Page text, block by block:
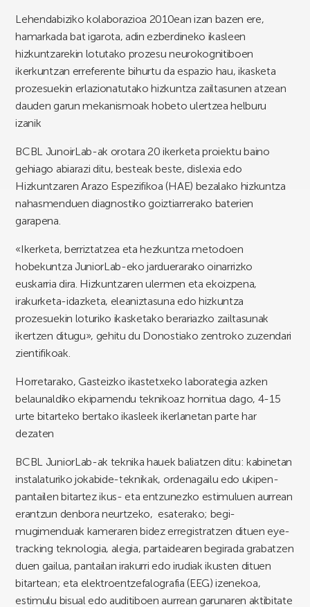
Lehendabiziko kolaborazioa 2010ean izan bazen ere,
hamarkada bat igarota, adin ezberdineko ikasleen
hizkuntzarekin lotutako prozesu neurokognitiboen
ikerkuntzan erreferente bihurtu da espazio hau, ikasketa
prozesuekin erlazionatutako hizkuntza zailtasunen atzean
dauden garun mekanismoak hobeto ulertzea helburu
izanik
BCBL JunoirLab-ak orotara 20 ikerketa proiektu baino
gehiago abiarazi ditu, besteak beste, dislexia edo
Hizkuntzaren Arazo Espezifikoa (HAE) bezalako hizkuntza
nahasmenduen diagnostiko goiztiarrerako baterien
garapena.
«Ikerketa, berriztatzea eta hezkuntza metodoen
hobekuntza JuniorLab-eko jarduerarako oinarrizko
euskarria dira. Hizkuntzaren ulermen eta ekoizpena,
irakurketa-idazketa, eleaniztasuna edo hizkuntza
prozesuekin loturiko ikasketako berariazko zailtasunak
ikertzen ditugu», gehitu du Donostiako zentroko zuzendari
zientifikoak.
Horretarako, Gasteizko ikastetxeko laborategia azken
belaunaldiko ekipamendu teknikoaz hornitua dago, 4-15
urte bitarteko bertako ikasleek ikerlanetan parte har
dezaten
BCBL JuniorLab-ak teknika hauek baliatzen ditu: kabinetan
instalaturiko jokabide-teknikak, ordenagailu edo ukipen-
pantailen bitartez ikus- eta entzunezko estimuluen aurrean
erantzun denbora neurtzeko, esaterako; begi-
mugimenduak kameraren bidez erregistratzen dituen eye-
tracking teknologia, alegia, partaidearen begirada grabatzen
duen gailua, pantailan irakurri edo irudiak ikusten dituen
bitartean; eta elektroentzefalografia (EEG) izenekoa,
estimulu bisual edo auditiboen aurrean garunaren aktibitate